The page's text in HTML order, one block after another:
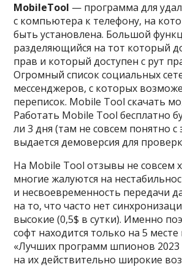
MobileTool — программа для
c компьютера к телефону, на
быть установлена. Большой
разделяющийся на тот который
прав и который доступен с рут
Огромный список социальных
мессенджеров, с которых
переписок. Mobile Tool скачать
Работать Mobile Tool бесплатно
ли 3 дня (там не совсем понятно с
выдается демоверсия для
На Mobile Tool отзывы не совсем
многие жалуются на
и несвоевременность передачи
на то, что часто нет
высокие (0,5$ в сутки). Именно
софт находится только на 5 месте
«Лучших программ шпионов 2023
на их действительно широкие